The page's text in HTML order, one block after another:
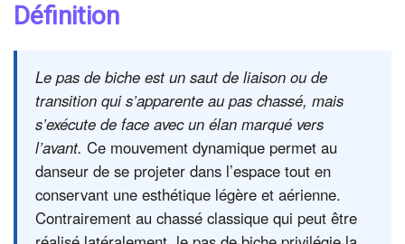
Définition
Le pas de biche est un saut de liaison ou de
transition qui s’apparente au pas chassé, mais
s’exécute de face avec un élan marqué vers
l’avant. Ce mouvement dynamique permet au
danseur de se projeter dans l’espace tout en
conservant une esthétique légère et aérienne.
Contrairement au chassé classique qui peut être